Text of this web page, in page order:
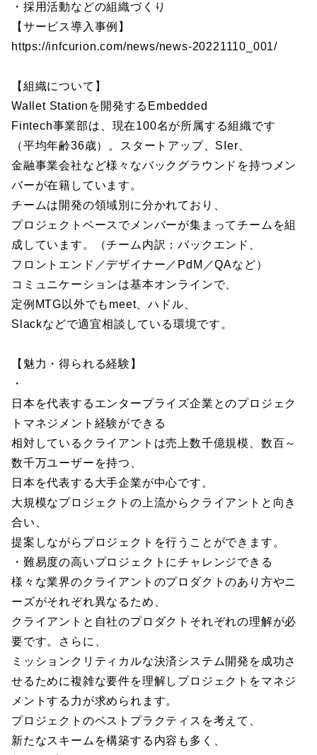
・採用活動などの組織づくり
【サービス導入事例】
https://infcurion.com/news/news-20221110_001/
【組織について】
Wallet Stationを開発するEmbedded
Fintech事業部は、現在100名が所属する組織です
（平均年齢36歳）。スタートアップ、SIer、
金融事業会社など様々なバックグラウンドを持つメン
バーが在籍しています。
チームは開発の領域別に分かれており、
プロジェクトベースでメンバーが集まってチームを組
成しています。（チーム内訳：バックエンド、
フロントエンド／デザイナー／PdM／QAなど）
コミュニケーションは基本オンラインで、
定例MTG以外でもmeet、ハドル、
Slackなどで適宜相談している環境です。
【魅力・得られる経験】
・
日本を代表するエンタープライズ企業とのプロジェク
トマネジメント経験ができる
相対しているクライアントは売上数千億規模、数百～
数千万ユーザーを持つ、
日本を代表する大手企業が中心です。
大規模なプロジェクトの上流からクライアントと向き
合い、
提案しながらプロジェクトを行うことができます。
・難易度の高いプロジェクトにチャレンジできる
様々な業界のクライアントのプロダクトのあり方やニ
ーズがそれぞれ異なるため、
クライアントと自社のプロダクトそれぞれの理解が必
要です。さらに、
ミッションクリティカルな決済システム開発を成功さ
せるために複雑な要件を理解しプロジェクトをマネジ
メントする力が求められます。
プロジェクトのベストプラクティスを考えて、
新たなスキームを構築する内容も多く、